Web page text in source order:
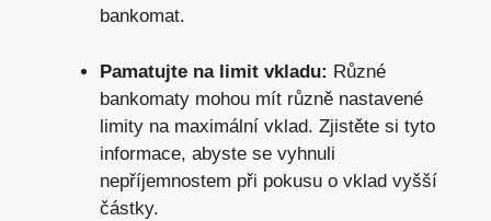
bankomat.
Pamatujte na limit vkladu: Různé
bankomaty mohou mít různě nastavené
limity na maximální vklad. Zjistěte si tyto
informace, abyste se vyhnuli
nepříjemnostem při pokusu o vklad vyšší
částky.